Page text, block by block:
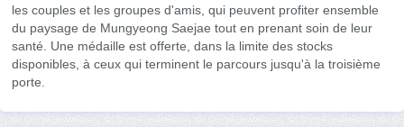
les couples et les groupes d'amis, qui peuvent profiter ensemble
du paysage de Mungyeong Saejae tout en prenant soin de leur
santé. Une médaille est offerte, dans la limite des stocks
disponibles, à ceux qui terminent le parcours jusqu'à la troisième
porte.